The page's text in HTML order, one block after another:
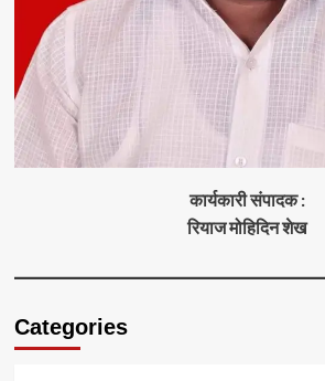
कार्यकारी संपादक :
रियाज मोहिदिन शेख
Categories